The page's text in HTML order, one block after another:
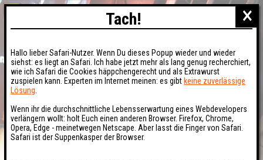
×
Tach!
Hallo lieber Safari-Nutzer. Wenn Du dieses Popup wieder und wieder
siehst: es liegt an Safari. Ich habe jetzt mehr als lang genug recherchiert,
wie ich Safari die Cookies häppchengerecht und als Extrawurst
zuspielen kann. Experten im Internet meinen: es gibt keine zuverlässige
Lösung
Wenn ihr die durchschnittliche Lebensserwartung eines Webdevelopers
verlängern wollt: holt Euch einen anderen Browser. Firefox, Chrome,
Opera, Edge - meinetwegen Netscape. Aber lasst die Finger von Safari.
Safari ist der Suppenkasper der Browser.